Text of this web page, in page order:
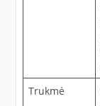
Trukmė